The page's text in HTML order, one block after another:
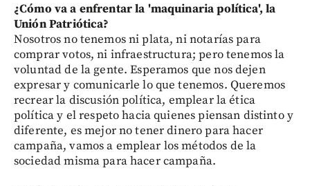
¿Cómo va a enfrentar la 'maquinaria política', la
Unión Patriótica?
Nosotros no tenemos ni plata, ni notarías para
comprar votos, ni infraestructura; pero tenemos la
voluntad de la gente. Esperamos que nos dejen
expresar y comunicarle lo que tenemos. Queremos
recrear la discusión política, emplear la ética
política y el respeto hacia quienes piensan distinto y
diferente, es mejor no tener dinero para hacer
campaña, vamos a emplear los métodos de la
sociedad misma para hacer campaña.